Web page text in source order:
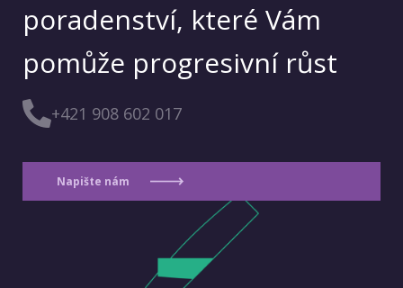
poradenství, které Vám
pomůže progresivní růst
+421 908 602 017
Napište nám